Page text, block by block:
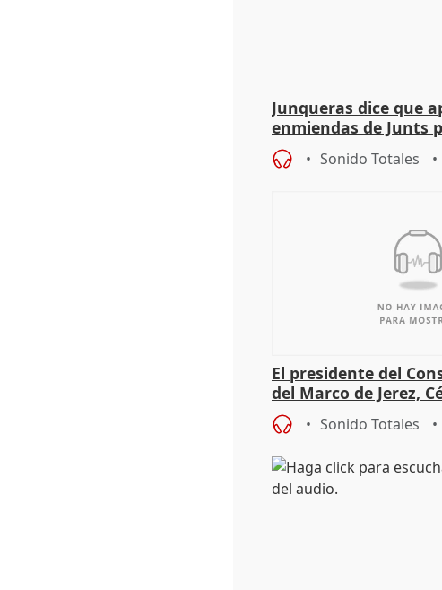
Junqueras dice que
enmiendas de Junts
en el trámite de
Sonido Totales
El presidente del
del Marco de Jerez,
sobre exportaciones
Sonido Totales